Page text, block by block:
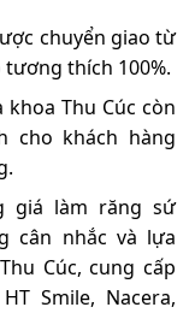
chuyển giao từ
tương thích 100%.
Thu Cúc còn
cho khách hàng
giá làm răng sứ
cân nhắc và lựa
Cúc, cung cấp
Smile, Nacera,